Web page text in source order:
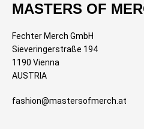
MASTERS OF
Fechter Merch GmbH
Sieveringerstraße 194
1190 Vienna
AUSTRIA
fashion@mastersofmerch.at